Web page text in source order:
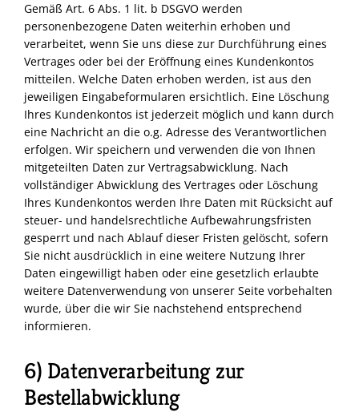
Gemäß Art. 6 Abs. 1 lit. b DSGVO werden
personenbezogene Daten weiterhin erhoben und
verarbeitet, wenn Sie uns diese zur Durchführung eines
Vertrages oder bei der Eröffnung eines Kundenkontos
mitteilen. Welche Daten erhoben werden, ist aus den
jeweiligen Eingabeformularen ersichtlich. Eine Löschung
Ihres Kundenkontos ist jederzeit möglich und kann durch
eine Nachricht an die o.g. Adresse des Verantwortlichen
erfolgen. Wir speichern und verwenden die von Ihnen
mitgeteilten Daten zur Vertragsabwicklung. Nach
vollständiger Abwicklung des Vertrages oder Löschung
Ihres Kundenkontos werden Ihre Daten mit Rücksicht auf
steuer- und handelsrechtliche Aufbewahrungsfristen
gesperrt und nach Ablauf dieser Fristen gelöscht, sofern
Sie nicht ausdrücklich in eine weitere Nutzung Ihrer
Daten eingewilligt haben oder eine gesetzlich erlaubte
weitere Datenverwendung von unserer Seite vorbehalten
wurde, über die wir Sie nachstehend entsprechend
informieren.
6) Datenverarbeitung zur
Bestellabwicklung